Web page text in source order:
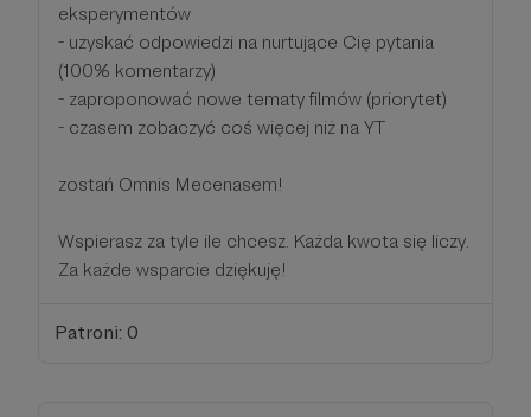
eksperymentów
- uzyskać odpowiedzi na nurtujące Cię pytania
(100% komentarzy)
- zaproponować nowe tematy filmów (priorytet)
- czasem zobaczyć coś więcej niż na YT
zostań Omnis Mecenasem!
Wspierasz za tyle ile chcesz. Każda kwota się liczy.
Za każde wsparcie dziękuję!
Patroni: 0